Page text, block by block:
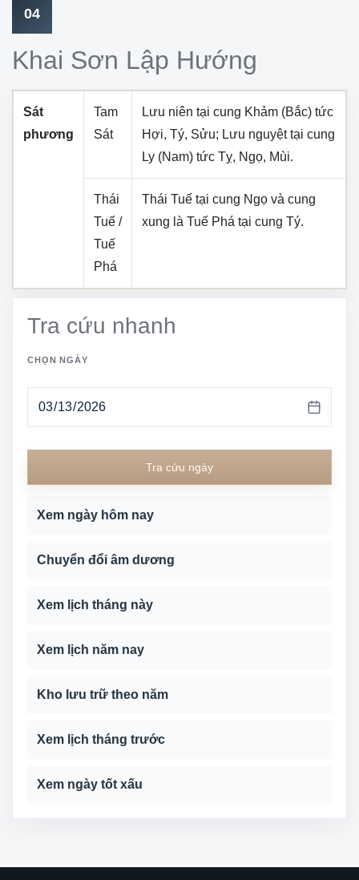
04
Khai Sơn Lập Hướng
Sát
phương
Tam
Sát
Lưu niên tại cung Khảm (Bắc) tức
Hợi, Tý, Sửu; Lưu nguyệt tại cung
Ly (Nam) tức Tỵ, Ngọ, Mùi.
Thái
Tuế /
Tuế
Phá
Thái Tuế tại cung Ngọ và cung
xung là Tuế Phá tại cung Tý.
Tra cứu nhanh
CHỌN NGÀY
Tra cứu ngày
Xem ngày hôm nay
Chuyển đổi âm dương
Xem lịch tháng này
Xem lịch năm nay
Kho lưu trữ theo năm
Xem lịch tháng trước
Xem ngày tốt xấu